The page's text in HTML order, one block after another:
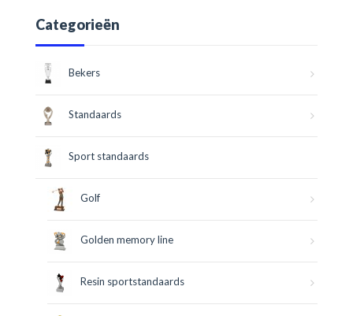
Categorieën
Bekers
Standaards
Sport standaards
Golf
Golden memory line
Resin sportstandaards